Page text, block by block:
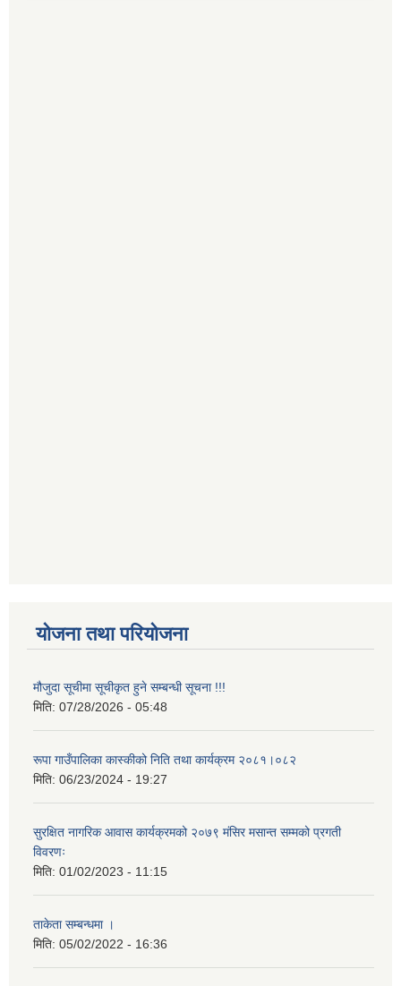
योजना तथा परियोजना
मौजुदा सूचीमा सूचीकृत हुने सम्बन्धी सूचना !!!
मिति: 07/28/2026 - 05:48
रूपा गाउँपालिका कास्कीको निति तथा कार्यक्रम २०८१।०८२
मिति: 06/23/2024 - 19:27
सुरक्षित नागरिक आवास कार्यक्रमको २०७९ मंसिर मसान्त सम्मको प्रगती
विवरणः
मिति: 01/02/2023 - 11:15
ताकेता सम्बन्धमा ।
मिति: 05/02/2022 - 16:36